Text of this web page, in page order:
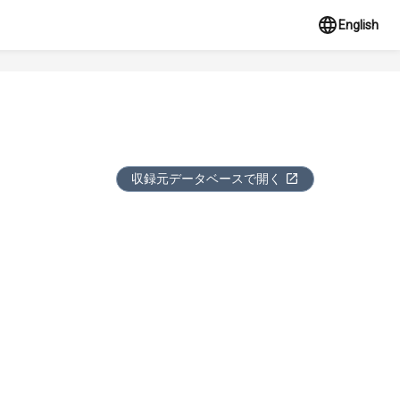
English
収録元データベースで開く